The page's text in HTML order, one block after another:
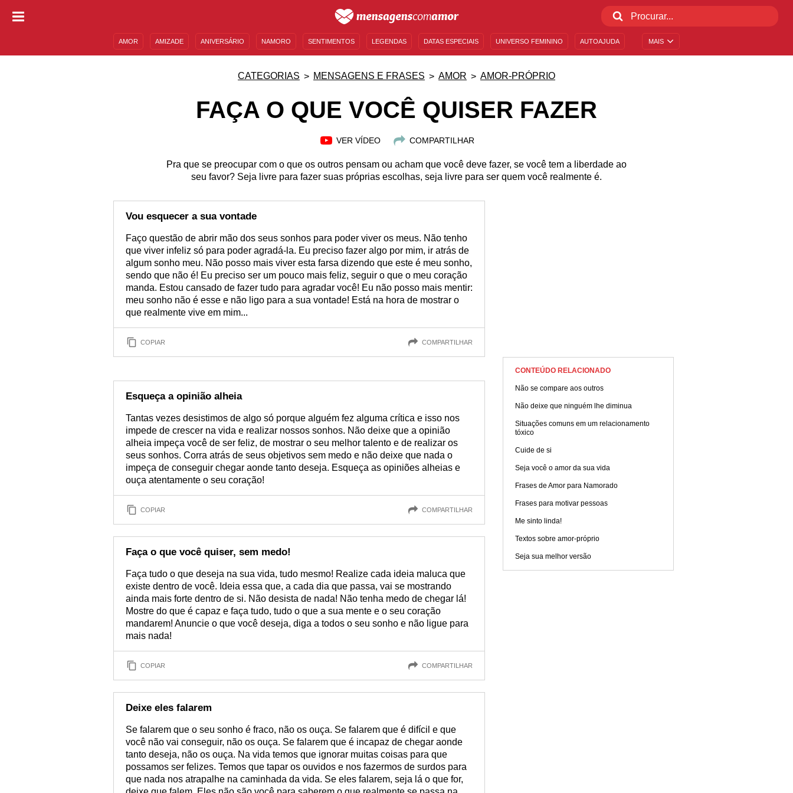
MAIS
AMOR AMIZADE ANIVERSÁRIO NAMORO SENTIMENTOS LEGENDAS DATAS ESPECIAIS UNIVERSO FEMININO AUTOAJUDA
CATEGORIAS MENSAGENS E FRASES AMOR AMOR-PRÓPRIO
FAÇA O QUE VOCÊ QUISER FAZER
VER VÍDEO COMPARTILHAR
Pra que se preocupar com o que os outros pensam ou acham que você deve fazer, se você tem a liberdade ao
seu favor? Seja livre para fazer suas próprias escolhas, seja livre para ser quem você realmente é.
Vou esquecer a sua vontade
Faço questão de abrir mão dos seus sonhos para poder viver os meus. Não tenho
que viver infeliz só para poder agradá-la. Eu preciso fazer algo por mim, ir atrás de
algum sonho meu. Não posso mais viver esta farsa dizendo que este é meu sonho,
sendo que não é! Eu preciso ser um pouco mais feliz, seguir o que o meu coração
manda. Estou cansado de fazer tudo para agradar você! Eu não posso mais mentir:
meu sonho não é esse e não ligo para a sua vontade! Está na hora de mostrar o
que realmente vive em mim...
COPIAR COMPARTILHAR
Esqueça a opinião alheia
Tantas vezes desistimos de algo só porque alguém fez alguma crítica e isso nos
impede de crescer na vida e realizar nossos sonhos. Não deixe que a opinião
alheia impeça você de ser feliz, de mostrar o seu melhor talento e de realizar os
seus sonhos. Corra atrás de seus objetivos sem medo e não deixe que nada o
impeça de conseguir chegar aonde tanto deseja. Esqueça as opiniões alheias e
ouça atentamente o seu coração!
COPIAR COMPARTILHAR
Faça o que você quiser, sem medo!
Faça tudo o que deseja na sua vida, tudo mesmo! Realize cada ideia maluca que
existe dentro de você. Ideia essa que, a cada dia que passa, vai se mostrando
ainda mais forte dentro de si. Não desista de nada! Não tenha medo de chegar lá!
Mostre do que é capaz e faça tudo, tudo o que a sua mente e o seu coração
mandarem! Anuncie o que você deseja, diga a todos o seu sonho e não ligue para
mais nada!
COPIAR COMPARTILHAR
Deixe eles falarem
Se falarem que o seu sonho é fraco, não os ouça. Se falarem que é difícil e que
você não vai conseguir, não os ouça. Se falarem que é incapaz de chegar aonde
tanto deseja, não os ouça. Na vida temos que ignorar muitas coisas para que
possamos ser felizes. Temos que tapar os ouvidos e nos fazermos de surdos para
que nada nos atrapalhe na caminhada da vida. Se eles falarem, seja lá o que for,
CONTEÚDO RELACIONADO
Não se compare aos outros
Não deixe que ninguém lhe diminua
Situações comuns em um relacionamento
tóxico
Cuide de si
Seja você o amor da sua vida
Frases de Amor para Namorado
Frases para motivar pessoas
Me sinto linda!
Textos sobre amor-próprio
Seja sua melhor versão